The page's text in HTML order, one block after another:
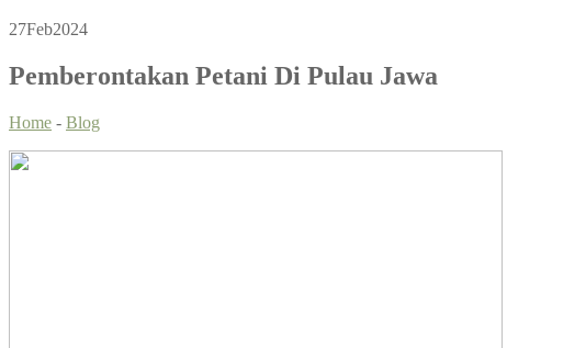
27Feb2024
Pemberontakan Petani Di Pulau Jawa
Home - Blog